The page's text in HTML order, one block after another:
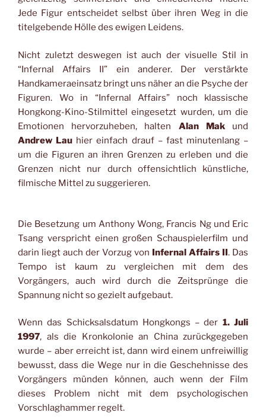
Jede Figur entscheidet selbst über ihren Weg in die
titelgebende Hölle des ewigen Leidens.
Nicht zuletzt deswegen ist auch der visuelle Stil in
“Infernal Affairs II” ein anderer. Der verstärkte
Handkameraeinsatz bringt uns näher an die Psyche der
Figuren. Wo in “Infernal Affairs” noch klassische
Hongkong-Kino-Stilmittel eingesetzt wurden, um die
Emotionen hervorzuheben, halten Alan Makund
Andrew Lau hier einfach drauf – fast minutenlang –
um die Figuren an ihren Grenzen zu erleben und die
Grenzen nicht nur durch offensichtlich künstliche,
filmische Mittel zu suggerieren.
Die Besetzung um Anthony Wong, Francis Ng und Eric
Tsang verspricht einen großen Schauspielerfilm und
darin liegt auch der Vorzug von Infernal Affairs II. Das
Tempo ist kaum zu vergleichen mit dem des
Vorgängers, auch wird durch die Zeitsprünge die
Spannung nicht so gezielt aufgebaut.
Wenn das Schicksalsdatum Hongkongs – der 1. Juli
1997, als die Kronkolonie an China zurückgegeben
wurde – aber erreicht ist, dann wird einem unfreiwillig
bewusst, dass die Wege nur in die Geschehnisse des
Vorgängers münden können, auch wenn der Film
dieses Problem nicht mit dem psychologischen
Vorschlaghammer regelt.